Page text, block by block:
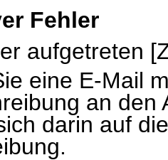
Fehler
aufgetreten
eine E-Mail
an
darin auf